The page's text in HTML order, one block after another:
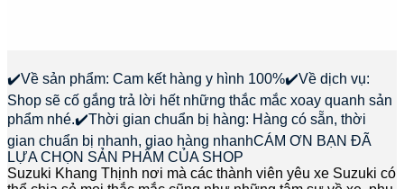
✔️Về sản phẩm: Cam kết hàng y hình 100%✔️Về dịch vụ:
Shop sẽ cố gắng trả lời hết những thắc mắc xoay quanh sản
phẩm nhé.✔️Thời gian chuẩn bị hàng: Hàng có sẵn, thời
gian chuẩn bị nhanh, giao hàng nhanhCÁM ƠN BẠN ĐÃ
LỰA CHỌN SẢN PHẨM CỦA SHOP
Suzuki Khang Thịnh nơi mà các thành viên yêu xe Suzuki có